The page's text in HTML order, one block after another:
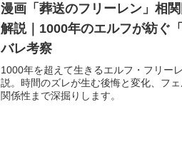
漫画「葬送のフリーレン」相
解説｜1000年のエルフが紡ぐ
バレ考察
1000年を超えて生きるエルフ・フリー
説。時間のズレが生む後悔と変化、フ
関係性まで深掘りします。